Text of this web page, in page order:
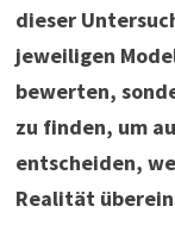
dieser
jeweiligen
bewerten,
zu finden, um
entscheiden,
Realität